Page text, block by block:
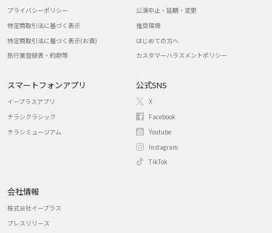
プライバシーポリシー
特定商取引法に基づく表示
特定商取引法に基づく表示(お酒)
旅行業登録表・約款等
公演中止・延期・変更
推奨環境
はじめての方へ
カスタマーハラスメントポリシー
スマートフォンアプリ
イープラスアプリ
チラシクラシック
チラシミュージアム
公式SNS
X
Facebook
Youtube
Instagram
TikTok
会社情報
株式会社イープラス
プレスリリース